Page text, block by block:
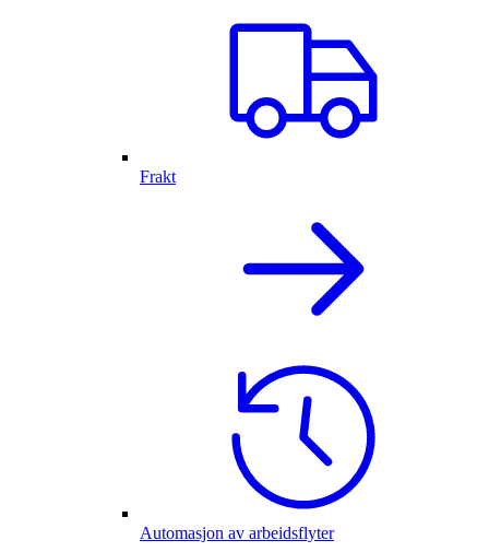
Frakt
Automasjon av arbeidsflyter